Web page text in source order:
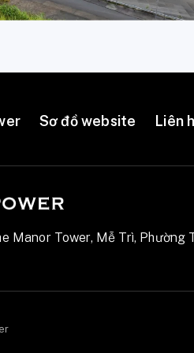
Sơ đồ website Liên
Manor Tower, Mễ Trì, Phường